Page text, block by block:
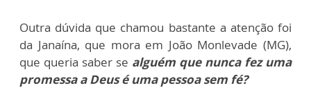
Outra dúvida que chamou bastante a atenção foi
da Janaína, que mora em João Monlevade (MG),
que queria saber se alguém que nunca fez uma
promessa a Deus é uma pessoa sem fé?